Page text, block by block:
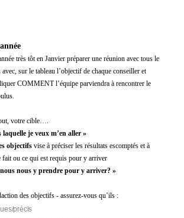
très tôt en Janvier préparer une réunion avec tous le
sur le tableau l’objectif de chaque conseiller et
COMMENT l’équipe parviendra à rencontrer le
votre cible….
je veux m’en aller »
objectifs vise à préciser les résultats escomptés et à
fait ou ce qui est requis pour y arriver
nous y prendre pour y arriver? »
des objectifs ‐ assurez‐vous qu’ils :
précis